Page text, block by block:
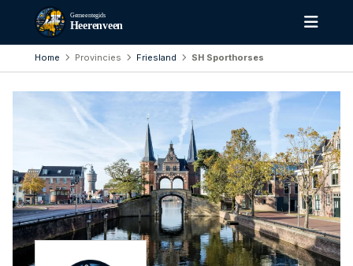
Gemeentegids
Heerenveen
Home Provincies Friesland SH Sporthorses